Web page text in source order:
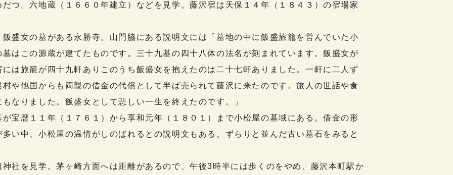
つ。六地蔵（１６６０年建立）などを見学。藤沢宿は天保１４年（１８４３）の宿場家
盛女の墓がある永勝寺。山門脇にある説明文には「墓地の中に飯盛旅籠を営んでいた小
はこの源蔵が建てたものです。三十九基の四十八体の法名が刻まれています。飯盛女が
は旅籠が四十九軒ありこのうち飯盛女を抱えたのは二十七軒ありました。一軒に二人ず
や他国からも両親の借金の代償として半ば売られて藤沢に来たのです。旅人の世話や食
なりました。飯盛女として悲しい一生を終えたのです。」
宝暦１１年（１７６１）から享和元年（１８０１）まで小松屋の墓域にある。借金の形
い中、小松屋の温情がしのばれるとの説明文もある。ずらりと並んだ古い墓石をみると
社を見学。茅ヶ崎方面へは距離があるので、午後3時半には歩くのをやめ、藤沢本町駅か